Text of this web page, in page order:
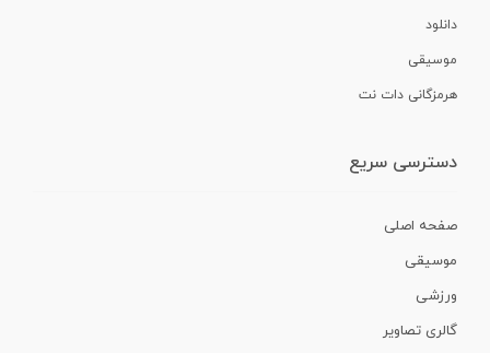
دانلود
موسیقی
هرمزگانی دات نت
دسترسی سریع
صفحه اصلی
موسیقی
ورزشی
گالری تصاویر